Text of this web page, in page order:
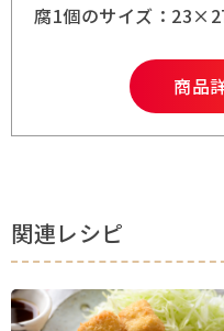
腐1個のサイズ：
商品
関連レシピ